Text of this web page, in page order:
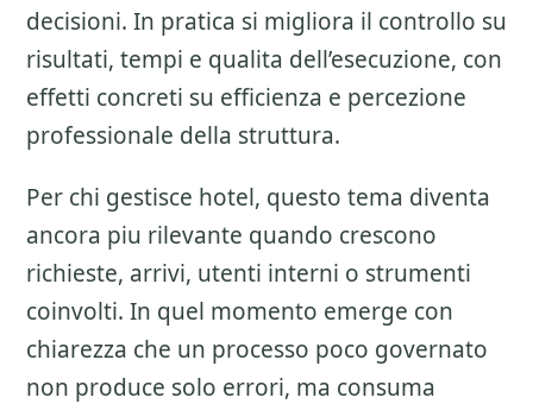
decisioni. In pratica si migliora il controllo su
risultati, tempi e qualita dell’esecuzione, con
effetti concreti su efficienza e percezione
professionale della struttura.
Per chi gestisce hotel, questo tema diventa
ancora piu rilevante quando crescono
richieste, arrivi, utenti interni o strumenti
coinvolti. In quel momento emerge con
chiarezza che un processo poco governato
non produce solo errori, ma consuma